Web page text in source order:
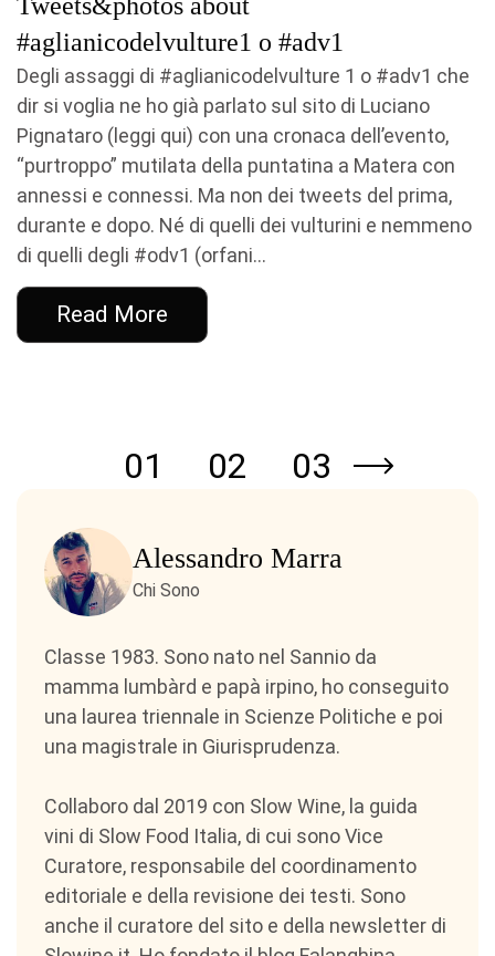
Tweets&photos about
#aglianicodelvulture1 o #adv1
Degli assaggi di #aglianicodelvulture 1 o #adv1 che
dir si voglia ne ho già parlato sul sito di Luciano
Pignataro (leggi qui) con una cronaca dell’evento,
“purtroppo” mutilata della puntatina a Matera con
annessi e connessi. Ma non dei tweets del prima,
durante e dopo. Né di quelli dei vulturini e nemmeno
di quelli degli #odv1 (orfani...
Read More
01 02 03
Alessandro Marra
Chi Sono
Classe 1983. Sono nato nel Sannio da
mamma lumbàrd e papà irpino, ho conseguito
una laurea triennale in Scienze Politiche e poi
una magistrale in Giurisprudenza.
Collaboro dal 2019 con Slow Wine, la guida
vini di Slow Food Italia, di cui sono Vice
Curatore, responsabile del coordinamento
editoriale e della revisione dei testi. Sono
anche il curatore del sito e della newsletter di